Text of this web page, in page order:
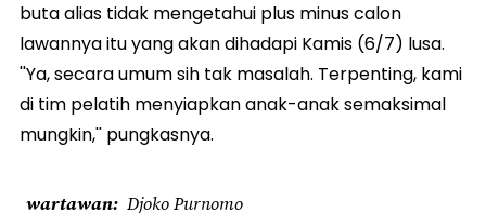
buta alias tidak mengetahui plus minus calon
lawannya itu yang akan dihadapi Kamis (6/7) lusa.
''Ya, secara umum sih tak masalah. Terpenting, kami
di tim pelatih menyiapkan anak-anak semaksimal
mungkin,'' pungkasnya.
wartawan Djoko Purnomo